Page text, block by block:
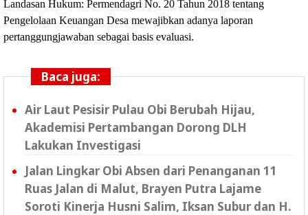
‎Landasan Hukum: Permendagri No. 20 Tahun 2018 tentang
Pengelolaan Keuangan Desa mewajibkan adanya laporan
pertanggungjawaban sebagai basis evaluasi.
Baca juga:
Air Laut Pesisir Pulau Obi Berubah Hijau,
Akademisi Pertambangan Dorong DLH
Lakukan Investigasi
Jalan Lingkar Obi Absen dari Penanganan 11
Ruas Jalan di Malut, Brayen Putra Lajame
Soroti Kinerja Husni Salim, Iksan Subur dan H.